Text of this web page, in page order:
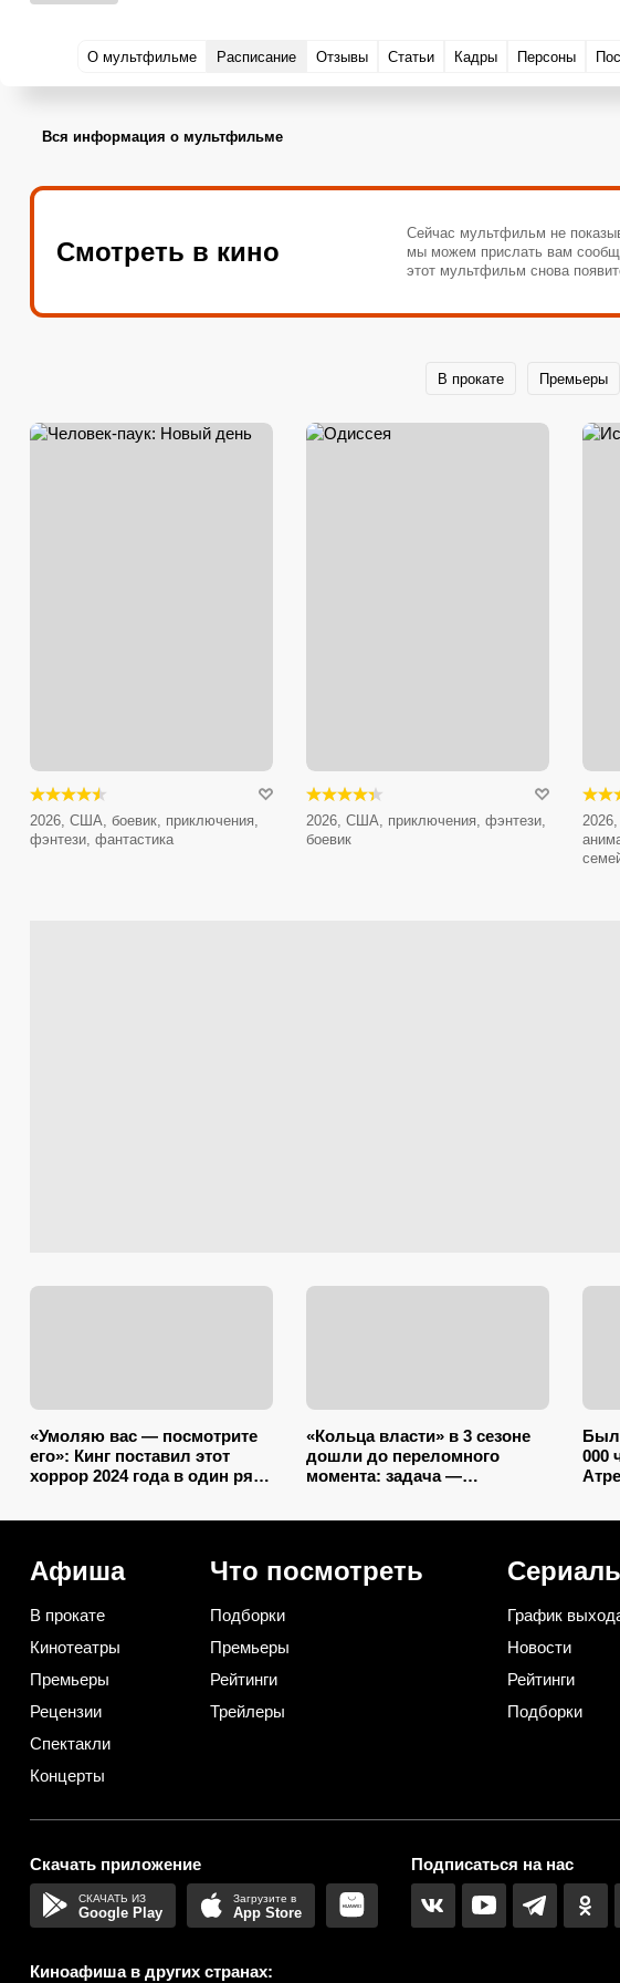
О мультфильме Расписание Отзывы Статьи Кадры Персоны
Вся информация о мультфильме
Смотреть в кино
Сейчас мультфильм не
мы можем прислать вам
этот мультфильм снова
В прокате Премьеры
2026, США, боевик, приключения,
фэнтези, фантастика
2026, США, приключения, фэнтези,
боевик
«Умоляю вас — посмотрите
его»: Кинг поставил этот
хоррор 2024 года в один ряд
«Кольца власти» в 3 сезоне
дошли до переломного
момента: задача —
Был
000
Афиша
В прокате
Кинотеатры
Премьеры
Рецензии
Спектакли
Концерты
Что посмотреть
Подборки
Премьеры
Рейтинги
Трейлеры
График
Новости
Рейтинги
Подборки
Скачать приложение
Google Play App Store
Подписаться на нас
Киноафиша в других странах: